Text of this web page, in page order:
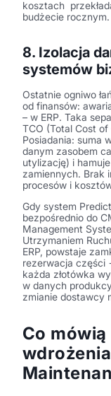
kosztach
budżecie rocznym.
8. Izolacja
systemów
Ostatnie ogniwo
od finansów:
– w ERP. Taka
TCO (Total Cost of
Posiadania: suma
danym zasobem
utylizację) i
zamiennych. Brak
procesów i
Gdy system
bezpośrednio do
Management
Utrzymaniem
ERP, powstaje
rezerwacja części
każda złotówka
w danych
zmianie dostawcy
Co